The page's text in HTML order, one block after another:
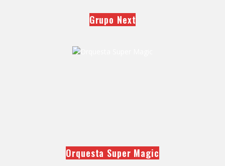
Grupo Next
Orquesta Super Magic